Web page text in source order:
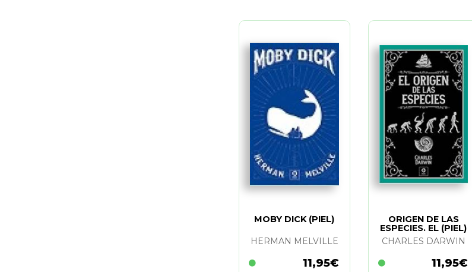
MOBY DICK (PIEL)
HERMAN MELVILLE
11,95€
ORIGEN DE LAS
ESPECIES. EL (PIEL)
CHARLES DARWIN
11,95€